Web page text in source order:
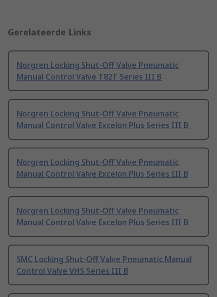
Gerelateerde Links
Norgren Locking Shut-Off Valve Pneumatic
Manual Control Valve T82T Series III B
Norgren Locking Shut-Off Valve Pneumatic
Manual Control Valve Excelon Plus Series III B
Norgren Locking Shut-Off Valve Pneumatic
Manual Control Valve Excelon Plus Series III B
Norgren Locking Shut-Off Valve Pneumatic
Manual Control Valve Excelon Plus Series III B
SMC Locking Shut-Off Valve Pneumatic Manual
Control Valve VHS Series III B